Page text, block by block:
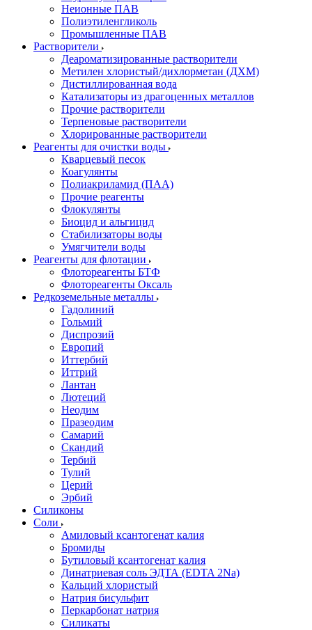
Неионные ПАВ
Полиэтиленгликоль
Промышленные ПАВ
Растворители
Деароматизированные растворители
Метилен хлористый/дихлорметан (ДХМ)
Дистиллированная вода
Катализаторы из драгоценных металлов
Прочие растворители
Терпеновые растворители
Хлорированные растворители
Реагенты для очистки воды
Кварцевый песок
Коагулянты
Полиакриламид (ПАА)
Прочие реагенты
Флокулянты
Биоцид и альгицид
Стабилизаторы воды
Умягчители воды
Реагенты для флотации
Флотореагенты БТФ
Флотореагенты Оксаль
Редкоземельные металлы
Гадолиний
Гольмий
Диспрозий
Европий
Иттербий
Иттрий
Лантан
Лютеций
Неодим
Празеодим
Самарий
Скандий
Тербий
Тулий
Церий
Эрбий
Силиконы
Соли
Амиловый ксантогенат калия
Бромиды
Бутиловый ксантогенат калия
Динатриевая соль ЭДТА (EDTA 2Na)
Кальций хлористый
Натрия бисульфит
Перкарбонат натрия
Силикаты